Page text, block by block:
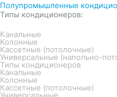
Полупромышленные
Типы кондиционеров:
Канальные
Колонные
Кассетные (потолочные)
Универсальные (напольно-
Типы кондиционеров
Канальные
Колонные
Кассетные (потолочные)